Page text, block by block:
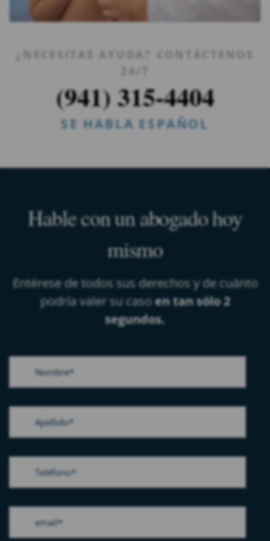
¿NECESITAS AYUDA? CONTÁCTENOS
24/7
(941) 315-4404
SE HABLA ESPAÑOL
Hable con un abogado hoy
mismo
Entérese de todos sus derechos y de cuánto
podría valer su casoen tan sólo 2
segundos.